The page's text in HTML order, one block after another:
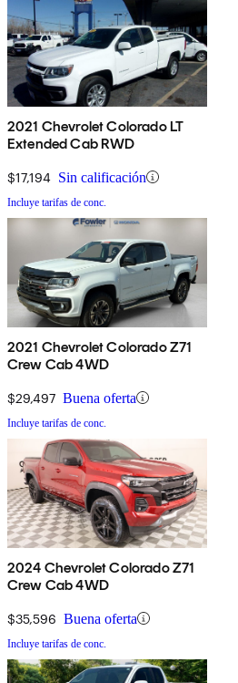
2021 Chevrolet Colorado LT
Extended Cab RWD
$17,194 Sin calificación
Incluye tarifas de conc.
2021 Chevrolet Colorado Z71
Crew Cab 4WD
$29,497 Buena oferta
Incluye tarifas de conc.
2024 Chevrolet Colorado Z71
Crew Cab 4WD
$35,596 Buena oferta
Incluye tarifas de conc.